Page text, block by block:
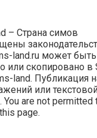
– Страна симов
land.ru может быть
или скопировано в
land. Публикация
или
You are not permitted
page.